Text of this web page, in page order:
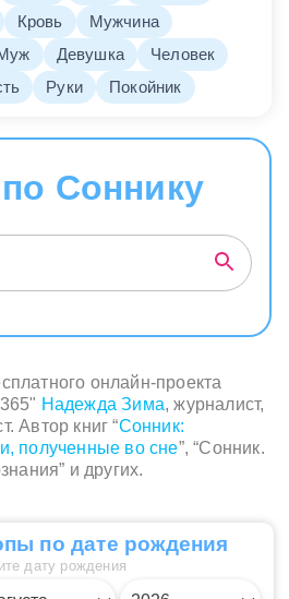
Кровь
Мужчина
Девушка
Человек
Руки Покойник
Соннику
онлайн-проекта
Надежда Зима, журналист,
Автор книг “Сонник:
полученные во сне”, “Сонник.
и других.
по дате рождения
дату рождения